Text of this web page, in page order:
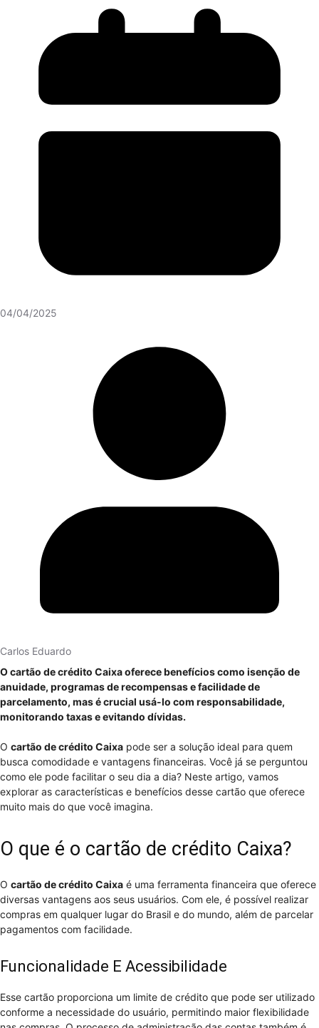
04/04/2025
Carlos Eduardo
O cartão de crédito Caixa oferece benefícios como isenção de
anuidade, programas de recompensas e facilidade de
parcelamento, mas é crucial usá-lo com responsabilidade,
monitorando taxas e evitando dívidas.
O cartão de crédito Caixa pode ser a solução ideal para quem
busca comodidade e vantagens financeiras. Você já se perguntou
como ele pode facilitar o seu dia a dia? Neste artigo, vamos
explorar as características e benefícios desse cartão que oferece
muito mais do que você imagina.
O que é o cartão de crédito Caixa?
O cartão de crédito Caixa é uma ferramenta financeira que oferece
diversas vantagens aos seus usuários. Com ele, é possível realizar
compras em qualquer lugar do Brasil e do mundo, além de parcelar
pagamentos com facilidade.
Funcionalidade E Acessibilidade
Esse cartão proporciona um limite de crédito que pode ser utilizado
conforme a necessidade do usuário, permitindo maior flexibilidade